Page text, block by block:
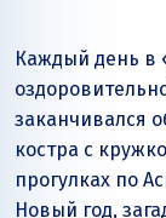
Каждый день в
заканчивался
костра с
прогулках по
Новый год,